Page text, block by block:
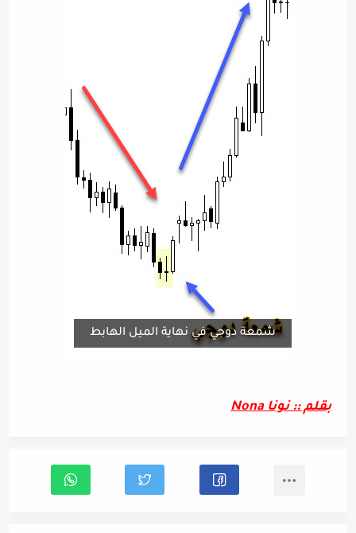
شمعة دوجي في نهاية الميل الهابط
بقلم :: نونا Nona